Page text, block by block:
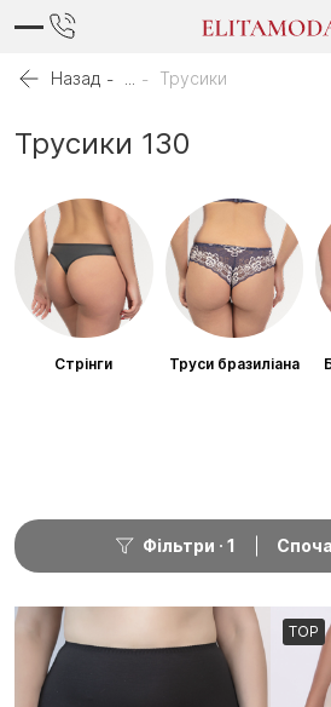
Назад Трусики
Трусики 130
Стрінги Труси бразиліана
Фільтри 1
TOP